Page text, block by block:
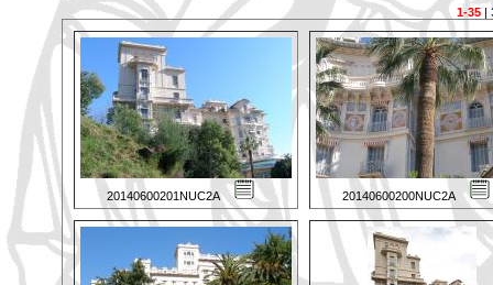
1-35|
20140600201NUC2A 20140600200NUC2A